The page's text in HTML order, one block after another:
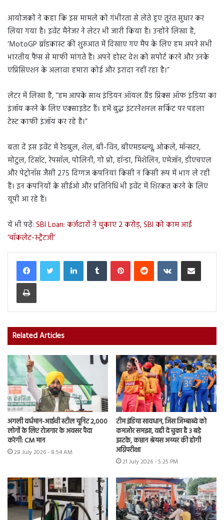
आयोजकों ने कहा कि इस मामले को गंभीरता से लेते हुए तुरंत सुधार कर
लिया गया है। इवेंट मैनेजर ने लेटर भी जारी किया है। उन्होंने लिखा है,
‘MotoGP ब्रॉडकास्ट की शुरुआत में दिखाए गए मैप के लिए हम अपने सभी
भारतीय फैंस से माफी मांगते हैं। अपने होस्ट देश को सपोर्ट करने और उनके
एप्रिसिएशन के अलावा हमारा कोई और इरादा नहीं रहा है।”
लेटर में लिखा है, “हम आपके साथ इंडियन ऑयल ग्रैंड प्रिक्स ऑफ इंडिया का
इंजॉय करने के लिए एक्साइडेट हैं। हमें बुद्ध इंटरनेशनल सर्किट पर पहला
टेस्ट काफी इंजॉय कर रहे है।”
बता दें इस इवेंट में रेडबुल, शेल, बी-विन, बीएमडब्ल्यू, ओकले, मॉन्सटर,
मोटुल, टिसॉट, रेपसॉल, पोलिनी, गो प्रो, हॉन्डा, मिशेलिन, एमेजॉन, डीएचएल
और पेट्रोनॉस जैसी 275 दिग्गज कंपनियां किसी न किसी रूप में भाग ले रही
हैं। इन कंपनियों के सीईओ और प्रतिनिधि भी इवेंट में शिरकत करने के लिए
यूपी आ रहे हैं।
ये भी पढ़ें: SBI Loan: कर्जदारों ने चुकाए 2 करोड़, SBI को काम आई
‘चॉकलेट-स्‍ट्रैटजी’
LinkedInTumblr PinterestReddit VKontakteShare via Email
Print
Related Articles
अगली वर्धमान-आईची स्टील यूनिट 2,000
लोगों के लिए रोजगार के अवसर पैदा
करेगी: CM मान
28 July 2026 - 8:54 AM
टीम इंडिया सावधान, जिस जिम्बाब्वे को
कमजोर समझा, वही दे चुका है 3 बड़े
झटके, कप्तान श्रेयस अय्यर की होगी
अग्निपरीक्षा
21 July 2026 - 5:25 PM